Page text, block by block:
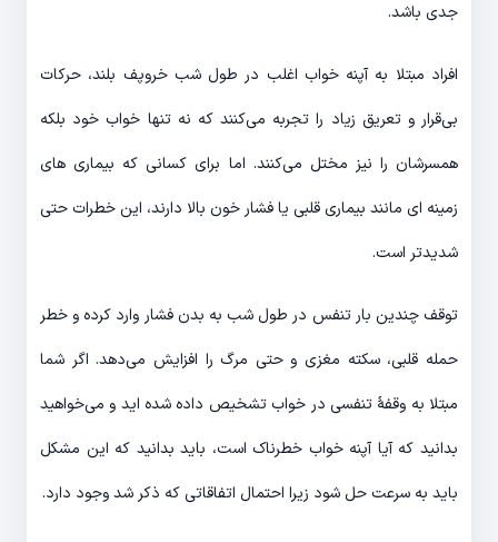
جدی باشد.
افراد مبتلا به آپنه خواب اغلب در طول شب خروپف بلند، حرکات
بی‌قرار و تعریق زیاد را تجربه می‌کنند که نه تنها خواب خود بلکه
همسرشان را نیز مختل می‌کنند. اما برای کسانی که بیماری های
زمینه ای مانند بیماری قلبی یا فشار خون بالا دارند، این خطرات حتی
شدیدتر است.
توقف چندین بار تنفس در طول شب به بدن فشار وارد کرده و خطر
حمله قلبی، سکته مغزی و حتی مرگ را افزایش می‌دهد. اگر شما
مبتلا به وقفهٔ تنفسی در خواب تشخیص داده شده اید و می‌خواهید
بدانید که آیا آپنه خواب خطرناک است، باید بدانید که این مشکل
باید به سرعت حل شود زیرا احتمال اتفاقاتی که ذکر شد وجود دارد.